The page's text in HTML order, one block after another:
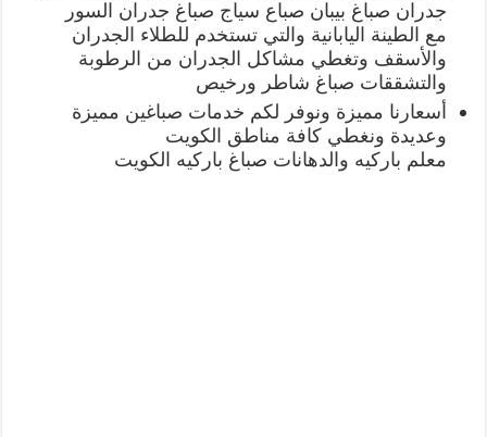
جدران صباغ بيبان صباع سياج صباغ جدران السور
مع الطينة اليابانية والتي تستخدم للطلاء الجدران
والأسقف وتغطي مشاكل الجدران من الرطوبة
والتشققات صباغ شاطر ورخيص
أسعارنا مميزة ونوفر لكم خدمات صباغين مميزة
وعديدة ونغطي كافة مناطق الكويت
معلم باركيه والدهانات صباغ باركيه الكويت